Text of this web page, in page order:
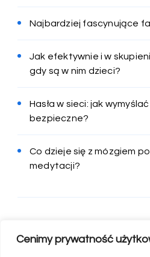
Cenimy prywatność
Najbardziej fascynujące
Jak efektywnie i w
gdy są w nim dzieci?
Hasła w sieci: jak
bezpieczne?
Co dzieje się z mózgiem
medytacji?